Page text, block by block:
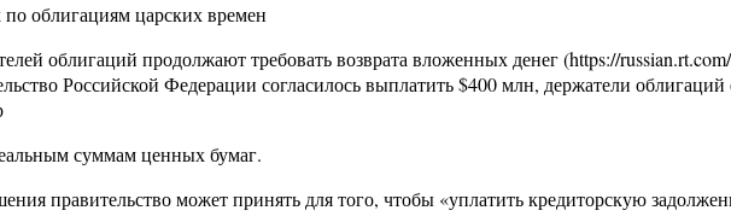
облигациям царских времен
облигаций продолжают требовать возврата вложенных денег (https://
Российской Федерации согласилось выплатить $400 млн, держатели
суммам ценных бумаг.
правительство может принять для того, чтобы «уплатить кредиторскую